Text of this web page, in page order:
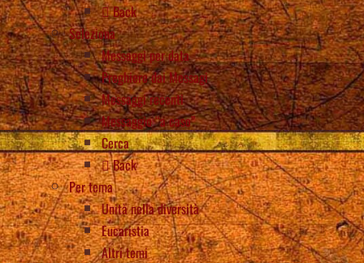
Back
Seleziona
Messaggi per data
Preghiere dai Messagi
Messaggi recenti
Messaggio “a caso”
Cerca
Back
Per tema
Unità nella diversità
Eucaristia
Altri temi